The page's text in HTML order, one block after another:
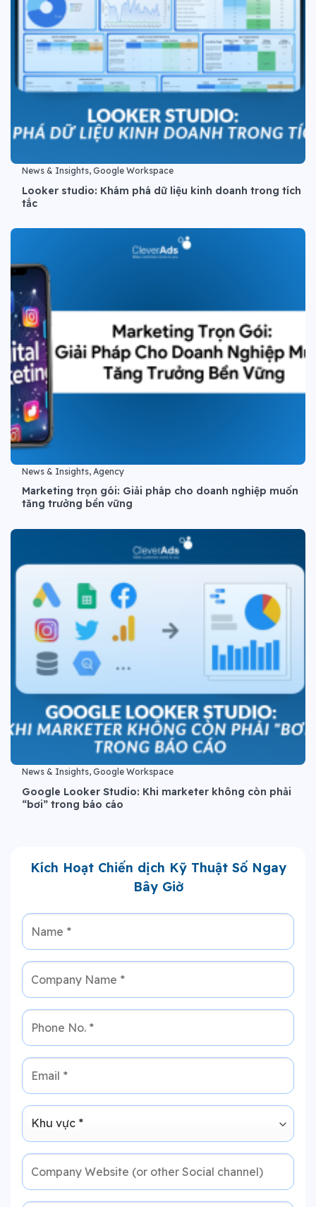
News & Insights, Google Workspace
Looker studio: Khám phá dữ liệu kinh doanh trong tích
tắc
News & Insights, Agency
Marketing trọn gói: Giải pháp cho doanh nghiệp muốn
tăng trưởng bền vững
News & Insights, Google Workspace
Google Looker Studio: Khi marketer không còn phải
“bơi” trong báo cáo
Kích Hoạt Chiến dịch Kỹ Thuật Số Ngay
Bây Giờ